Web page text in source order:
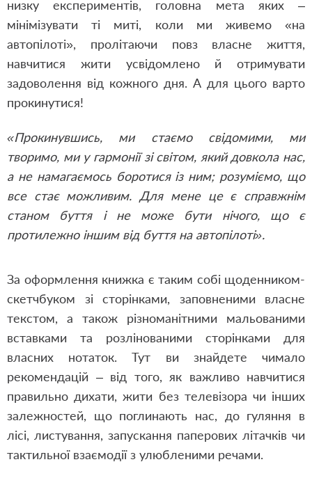
низку експериментів, головна мета яких –
мінімізувати ті миті, коли ми живемо «на
автопілоті», пролітаючи повз власне життя,
навчитися жити усвідомлено й отримувати
задоволення від кожного дня. А для цього варто
прокинутися!
«Прокинувшись, ми стаємо свідомими, ми
творимо, ми у гармонії зі світом, який довкола нас,
а не намагаємось боротися із ним; розуміємо, що
все стає можливим. Для мене це є справжнім
станом буття і не може бути нічого, що є
протилежно іншим від буття на автопілоті».
За оформлення книжка є таким собі щоденником-
скетчбуком зі сторінками, заповненими власне
текстом, а також різноманітними мальованими
вставками та розлінованими сторінками для
власних нотаток. Тут ви знайдете чимало
рекомендацій – від того, як важливо навчитися
правильно дихати, жити без телевізора чи інших
залежностей, що поглинають нас, до гуляння в
лісі, листування, запускання паперових літачків чи
тактильної взаємодії з улюбленими речами.